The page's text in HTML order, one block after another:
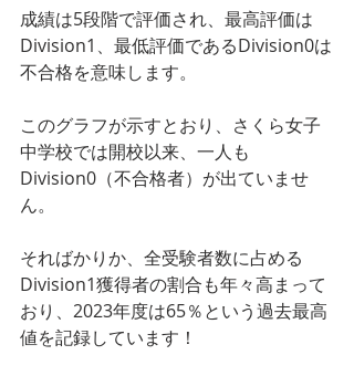
成績は5段階で評価され、最高評価は
Division1、最低評価であるDivision0は
不合格を意味します。
このグラフが示すとおり、さくら女子
中学校では開校以来、一人も
Division0（不合格者）が出ていませ
ん。
そればかりか、全受験者数に占める
Division1獲得者の割合も年々高まって
おり、2023年度は65％という過去最高
値を記録しています！